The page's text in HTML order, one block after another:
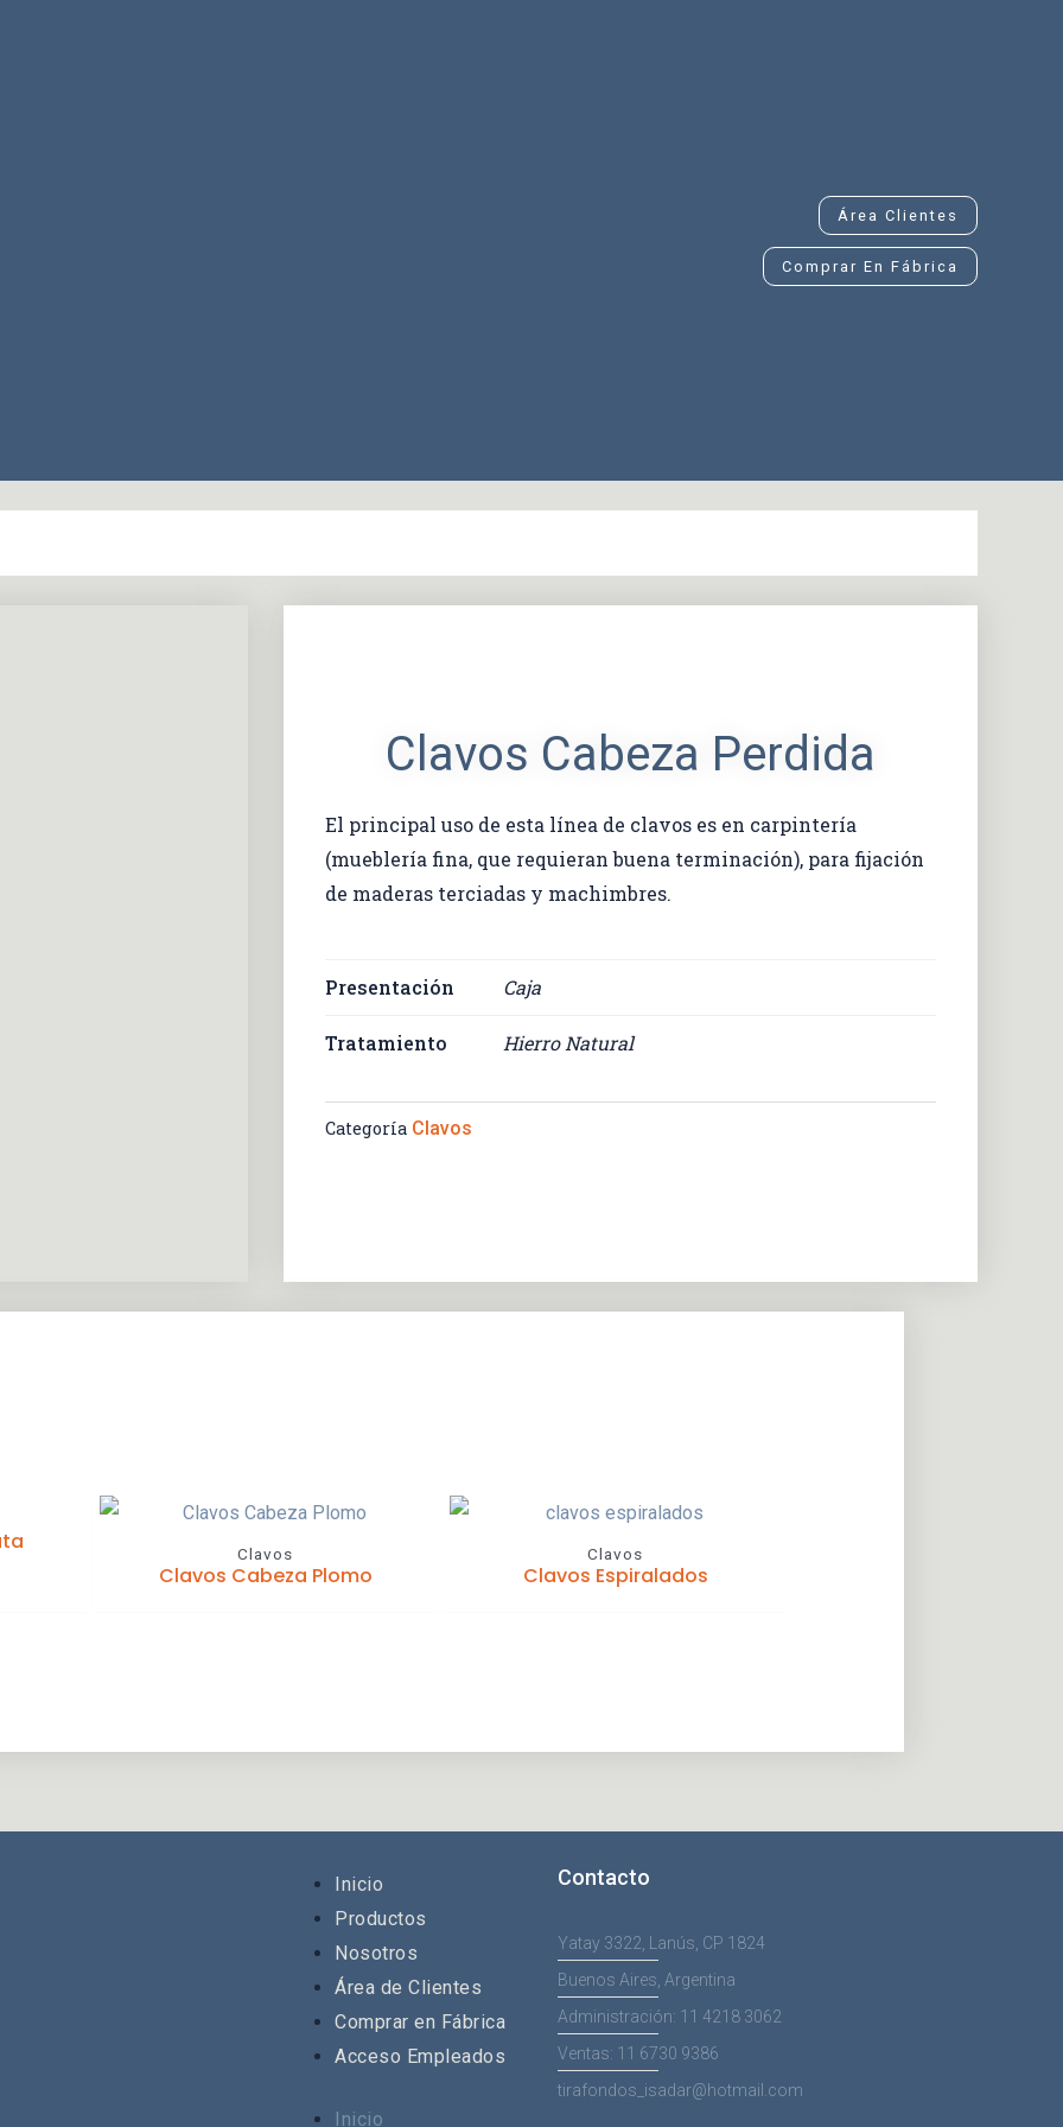
Área Clientes
Comprar En Fábrica
Clavos Cabeza Perdida
El principal uso de esta línea de clavos es en carpintería
(mueblería fina, que requieran buena terminación), para fijación
de maderas terciadas y machimbres.
Presentación Caja
Tratamiento Hierro Natural
Categoría Clavos
Clavos
Clavos Cabeza Plomo
Clavos
Clavos Espiralados
Inicio
Productos
Nosotros
Área de Clientes
Comprar en Fábrica
Acceso Empleados
Inicio
Contacto
Yatay 3322, Lanús, CP 1824
Buenos Aires, Argentina
Administración: 11 4218 3062
Ventas: 11 6730 9386
tirafondos_isadar@hotmail.com